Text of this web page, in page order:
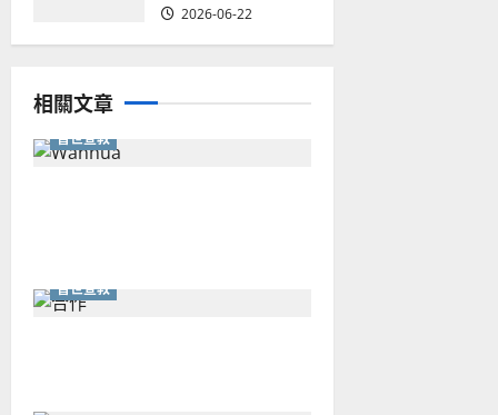
2026-06-22
相關文章
普世宣教
普世宣教